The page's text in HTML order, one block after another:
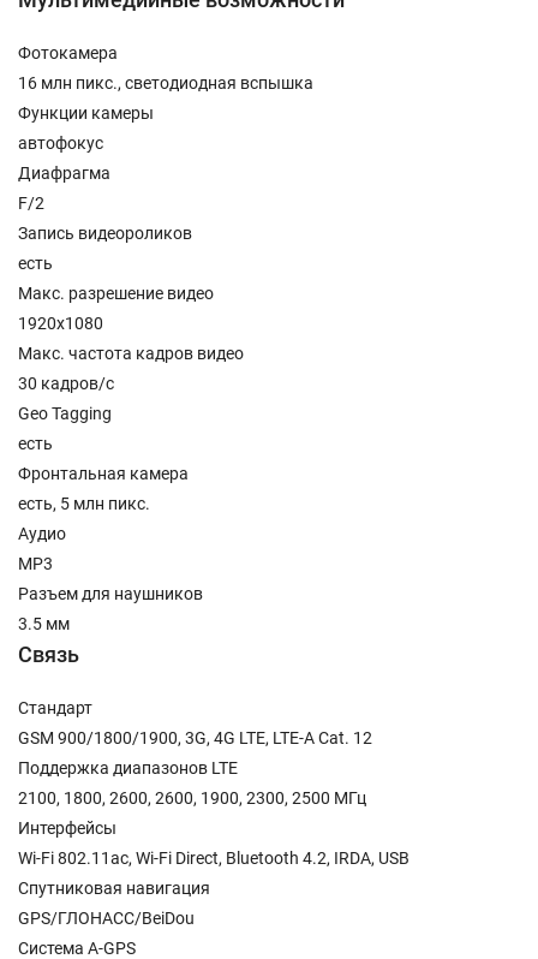
Фотокамера
16 млн пикс., светодиодная вспышка
Функции камеры
автофокус
Диафрагма
F/2
Запись видеороликов
есть
Макс. разрешение видео
1920x1080
Макс. частота кадров видео
30 кадров/с
Geo Tagging
есть
Фронтальная камера
есть, 5 млн пикс.
Аудио
MP3
Разъем для наушников
3.5 мм
Связь
Стандарт
GSM 900/1800/1900, 3G, 4G LTE, LTE-A Cat. 12
Поддержка диапазонов LTE
2100, 1800, 2600, 2600, 1900, 2300, 2500 МГц
Интерфейсы
Wi-Fi 802.11ac, Wi-Fi Direct, Bluetooth 4.2, IRDA, USB
Спутниковая навигация
GPS/ГЛОНАСС/BeiDou
Cистема A-GPS